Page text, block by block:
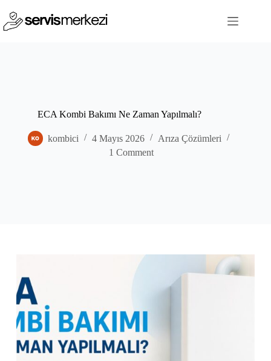
content
ECA Kombi Bakımı Ne Zaman Yapılmalı?
kombici 4 Mayıs 2026
Arıza Çözümleri
1 Comment